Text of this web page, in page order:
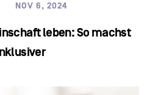
NOV 6, 2024
leben: So machst